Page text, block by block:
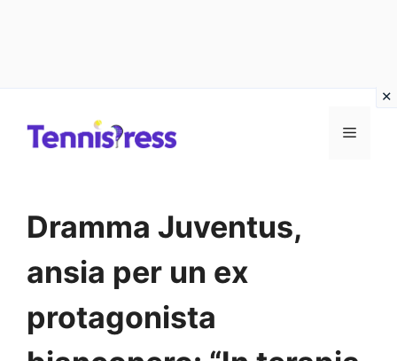
MENU
Dramma Juventus,
ansia per un ex
protagonista